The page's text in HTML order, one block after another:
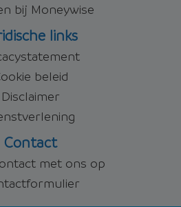
bij Moneywise
links
beleid
Disclaimer
Contact
met ons op